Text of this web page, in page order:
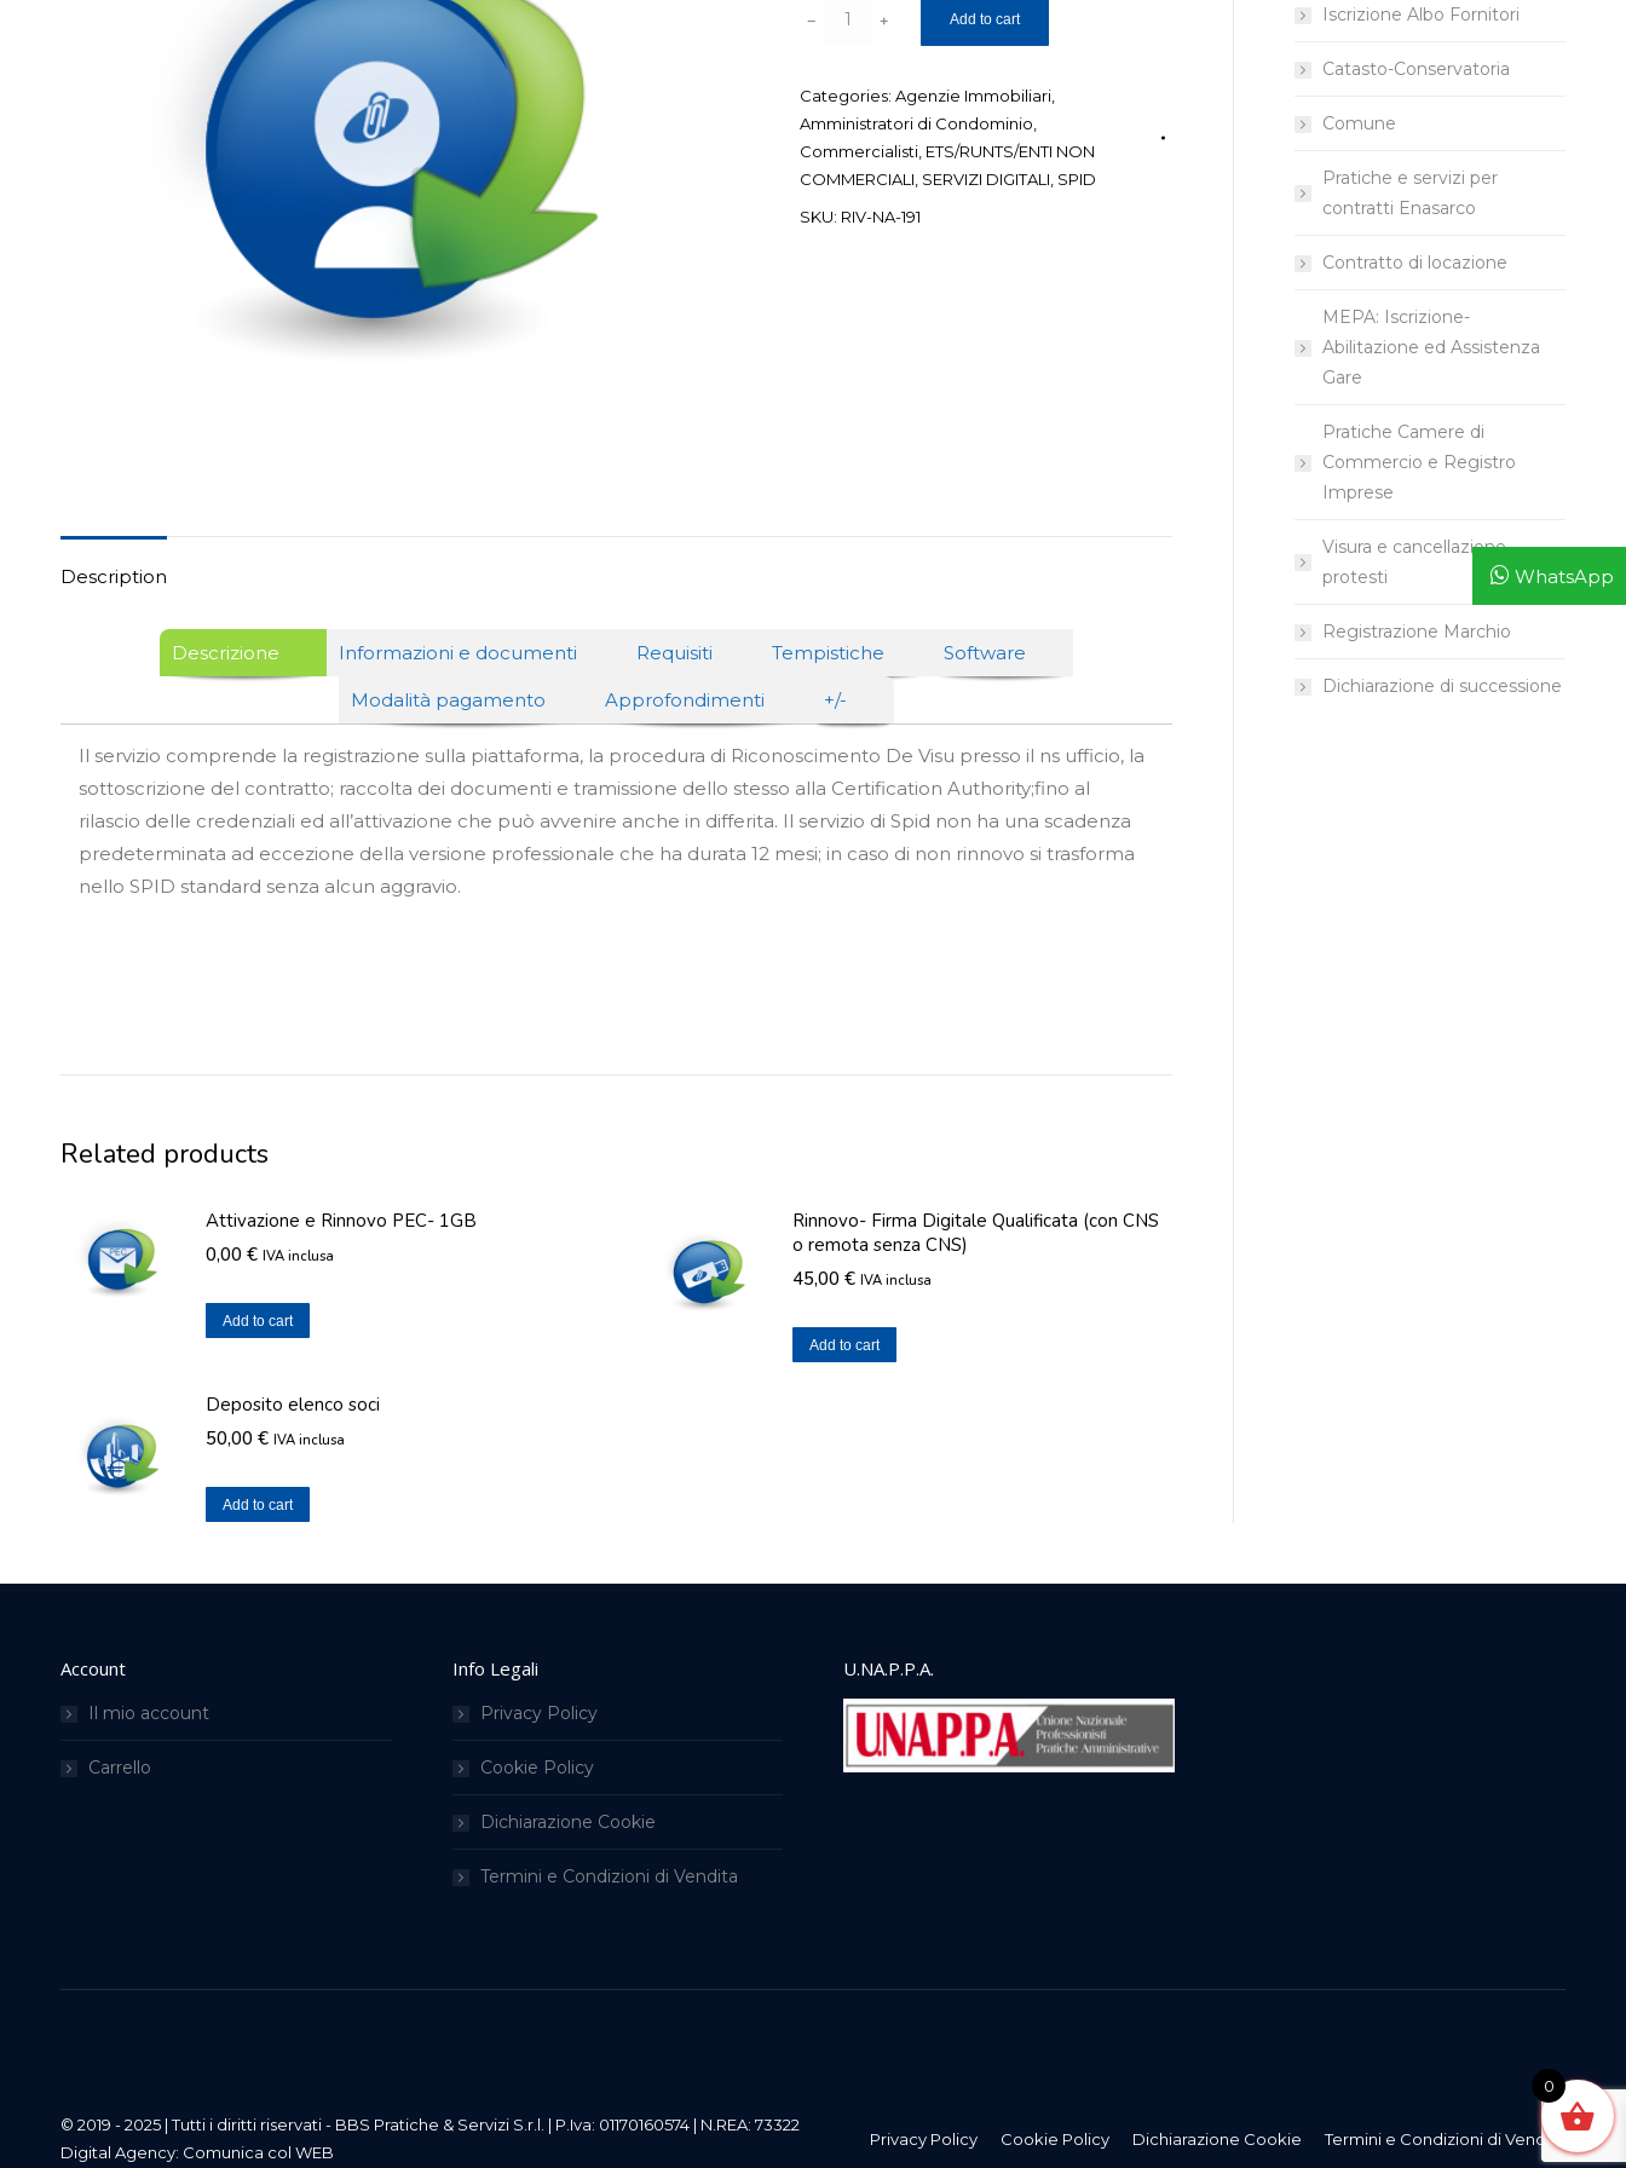
SPID
PROFESSIONAL-
3-
II
Add to cart
Categories:Agenzie Immobiliari
Amministratori di Condominio
Commercialisti ETS/RUNTS/ENTI NON
COMMERCIALI SERVIZI DIGITALI SPID
SKU: RIV-NA-191
Description
Descrizione Informazioni e documenti Requisiti Tempistiche Software
Modalità pagamento Approfondimenti +/-
Il servizio comprende la registrazione sulla piattaforma, la procedura di Riconoscimento De Visu presso il ns ufficio, la
sottoscrizione del contratto; raccolta dei documenti e tramissione dello stesso alla Certification Authority;fino al
rilascio delle credenziali ed all’attivazione che può avvenire anche in differita. Il servizio di Spid non ha una scadenza
predeterminata ad eccezione della versione professionale che ha durata 12 mesi; in caso di non rinnovo si trasforma
nello SPID standard senza alcun aggravio.
Related products
Attivazione e Rinnovo PEC- 1GB
0,00 € IVA inclusa
Add to cart
Rinnovo- Firma Digitale Qualificata (con CNS
o remota senza CNS)
45,00 € IVA inclusa
Add to cart
Deposito elenco soci
50,00 € IVA inclusa
Add to cart
Iscrizione Albo Fornitori
Catasto-Conservatoria
Comune
Pratiche e servizi per
contratti Enasarco
Contratto di locazione
MEPA: Iscrizione-
Abilitazione ed Assistenza
Gare
Pratiche Camere di
Commercio e Registro
Imprese
Visura e cancellazione
protesti
Registrazione Marchio
Dichiarazione di successione
Account
Il mio account
Carrello
Info Legali
Privacy Policy
Cookie Policy
Dichiarazione Cookie
Termini e Condizioni di Vendita
U.NA.P.P.A.
© 2019 - 2025 | Tutti i diritti riservati - BBS Pratiche & Servizi S.r.l. | P.Iva: 01170160574 | N.REA: 73322
Digital Agency: Comunica col WEB
Privacy Policy Cookie Policy Dichiarazione Cookie Termini e Condizioni di Vendita
WhatsApp
0